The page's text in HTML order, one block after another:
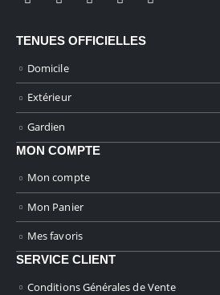
TENUES OFFICIELLES
Domicile
Extérieur
Gardien
MON COMPTE
Mon compte
Mon Panier
Mes favoris
SERVICE CLIENT
Conditions Générales de Vente